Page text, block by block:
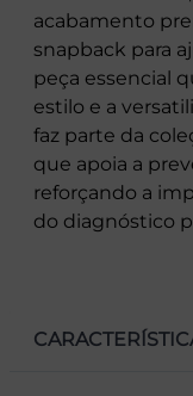
acabamento
snapback para
peça essencial
estilo e a
faz parte da
que apoia a
reforçando a
do diagnóstico